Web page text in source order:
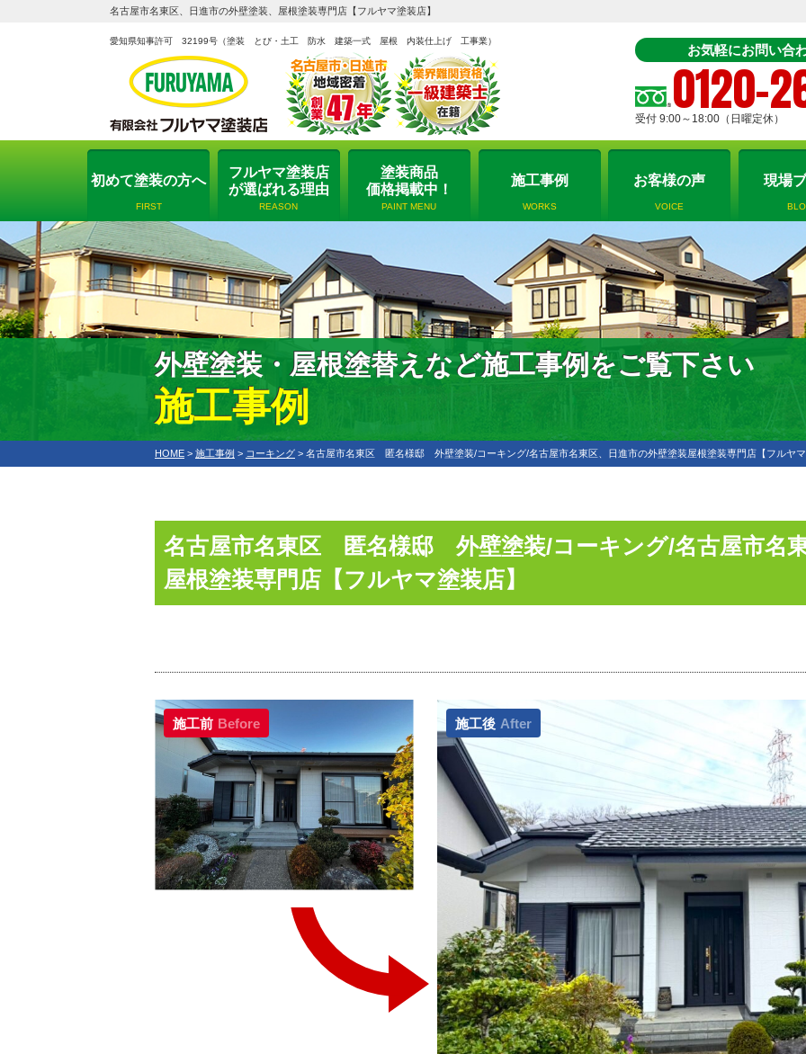
名古屋市名東区、日進市の外壁塗装、屋根塗装専門店【フルヤマ塗装店】
愛知県知事許可 32199号 （塗装 とび・土工 防水 建築一式 屋根 内装仕上げ 工事業）
お気軽にお問い合
0120-
受付 9:00～18:00（日曜定休）
初めて塗装の方へ
FIRST
フルヤマ塗装店
が選ばれる理由
REASON
塗装商品
価格掲載中！
PAINT MENU
施工事例
WORKS
お客様の声
VOICE
現場
外壁塗装・屋根塗替えなど施工事例をご覧下さい
施工事例
HOME > 施工事例 > コーキング > 名古屋市名東区 匿名様邸 外壁塗装/コーキング/名古屋市名東区、日進市の外壁塗装屋根塗装専門店【フルヤ
名古屋市名東区 匿名様邸 外壁塗装/コーキング/名古屋市名
屋根塗装専門店【フルヤマ塗装店】
施工前 Before 施工後 After